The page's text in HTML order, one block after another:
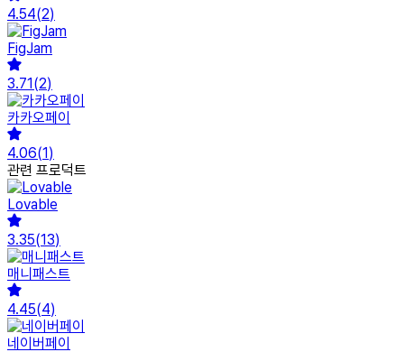
4.54(2)
FigJam
3.71(2)
카카오페이
4.06(1)
관련 프로덕트
Lovable
3.35(13)
매니패스트
4.45(4)
네이버페이